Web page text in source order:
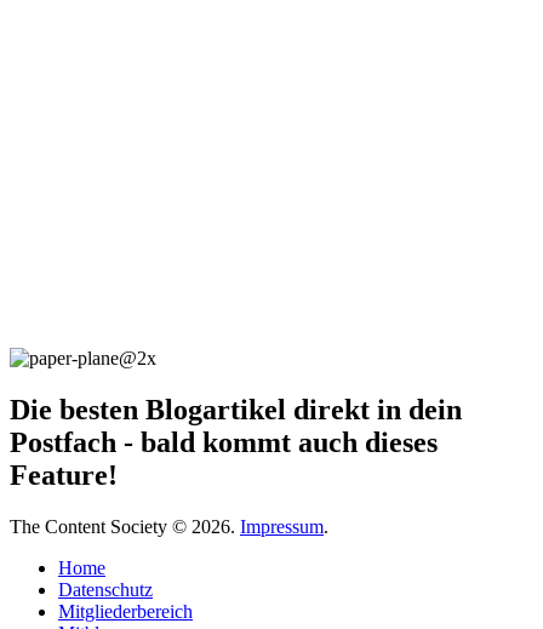
Die besten Blogartikel direkt in dein
Postfach - bald kommt auch dieses
Feature!
The Content Society © 2026. Impressum.
Home
Datenschutz
Mitgliederbereich